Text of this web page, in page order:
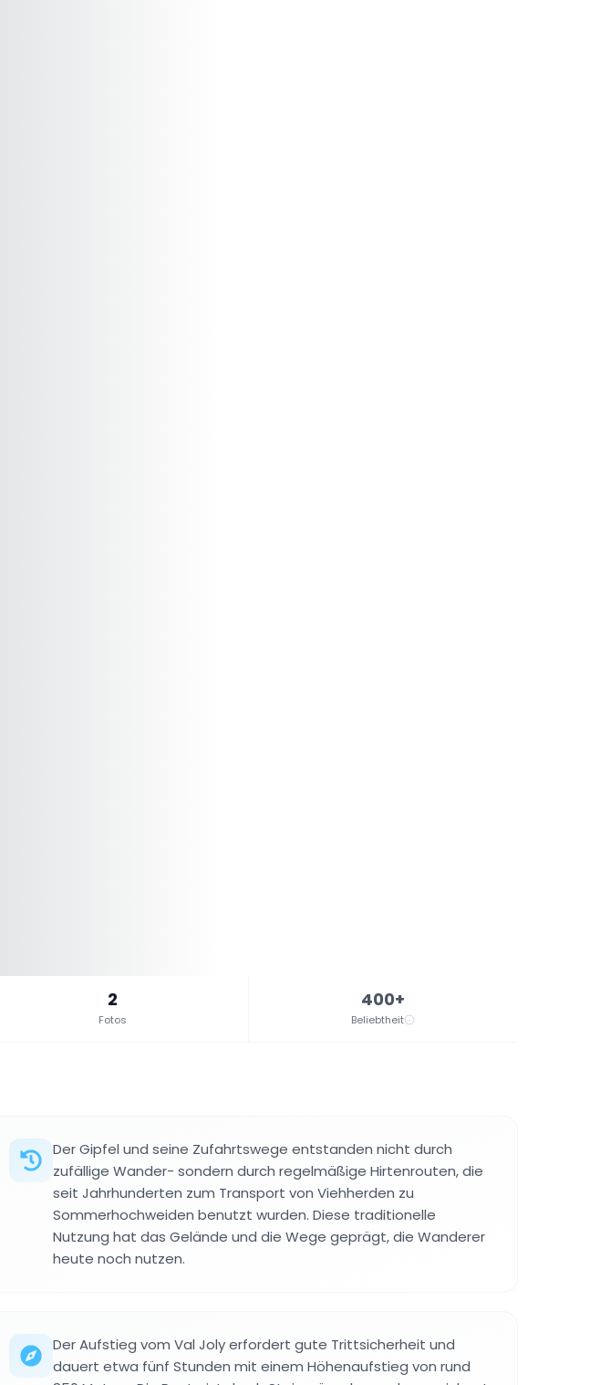
2
Fotos
400+
Beliebtheit
Der Gipfel und seine Zufahrtswege entstanden nicht durch
zufällige Wander- sondern durch regelmäßige Hirtenrouten, die
seit Jahrhunderten zum Transport von Viehherden zu
Sommerhochweiden benutzt wurden. Diese traditionelle
Nutzung hat das Gelände und die Wege geprägt, die Wanderer
heute noch nutzen.
Der Aufstieg vom Val Joly erfordert gute Trittsicherheit und
dauert etwa fünf Stunden mit einem Höhenaufstieg von rund